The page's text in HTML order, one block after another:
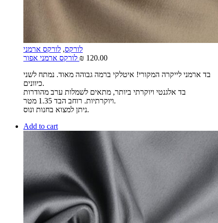
לורקס, לורקס ארמני
₪ 120.00
בד ארמני לייקרה המקורי! איטלקי ברמה גבוהה מאוד. נמתח לשני
כיוונים.
בד אלגנטי ויוקרתי ביותר, מתאים לשמלות ערב מהודרות
ויוקרתיות. רוחב הבד 1.35 מטר.
ניתן למצוא בחנות ונוס.
Add to cart